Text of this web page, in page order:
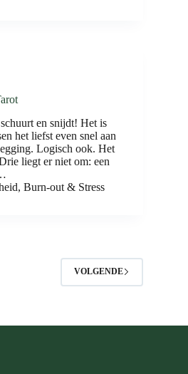
en snijdt! Het is
het liefst even snel aan
Logisch ook. Het
liegt er niet om: een
, Burn-out & Stress
VOLGENDE